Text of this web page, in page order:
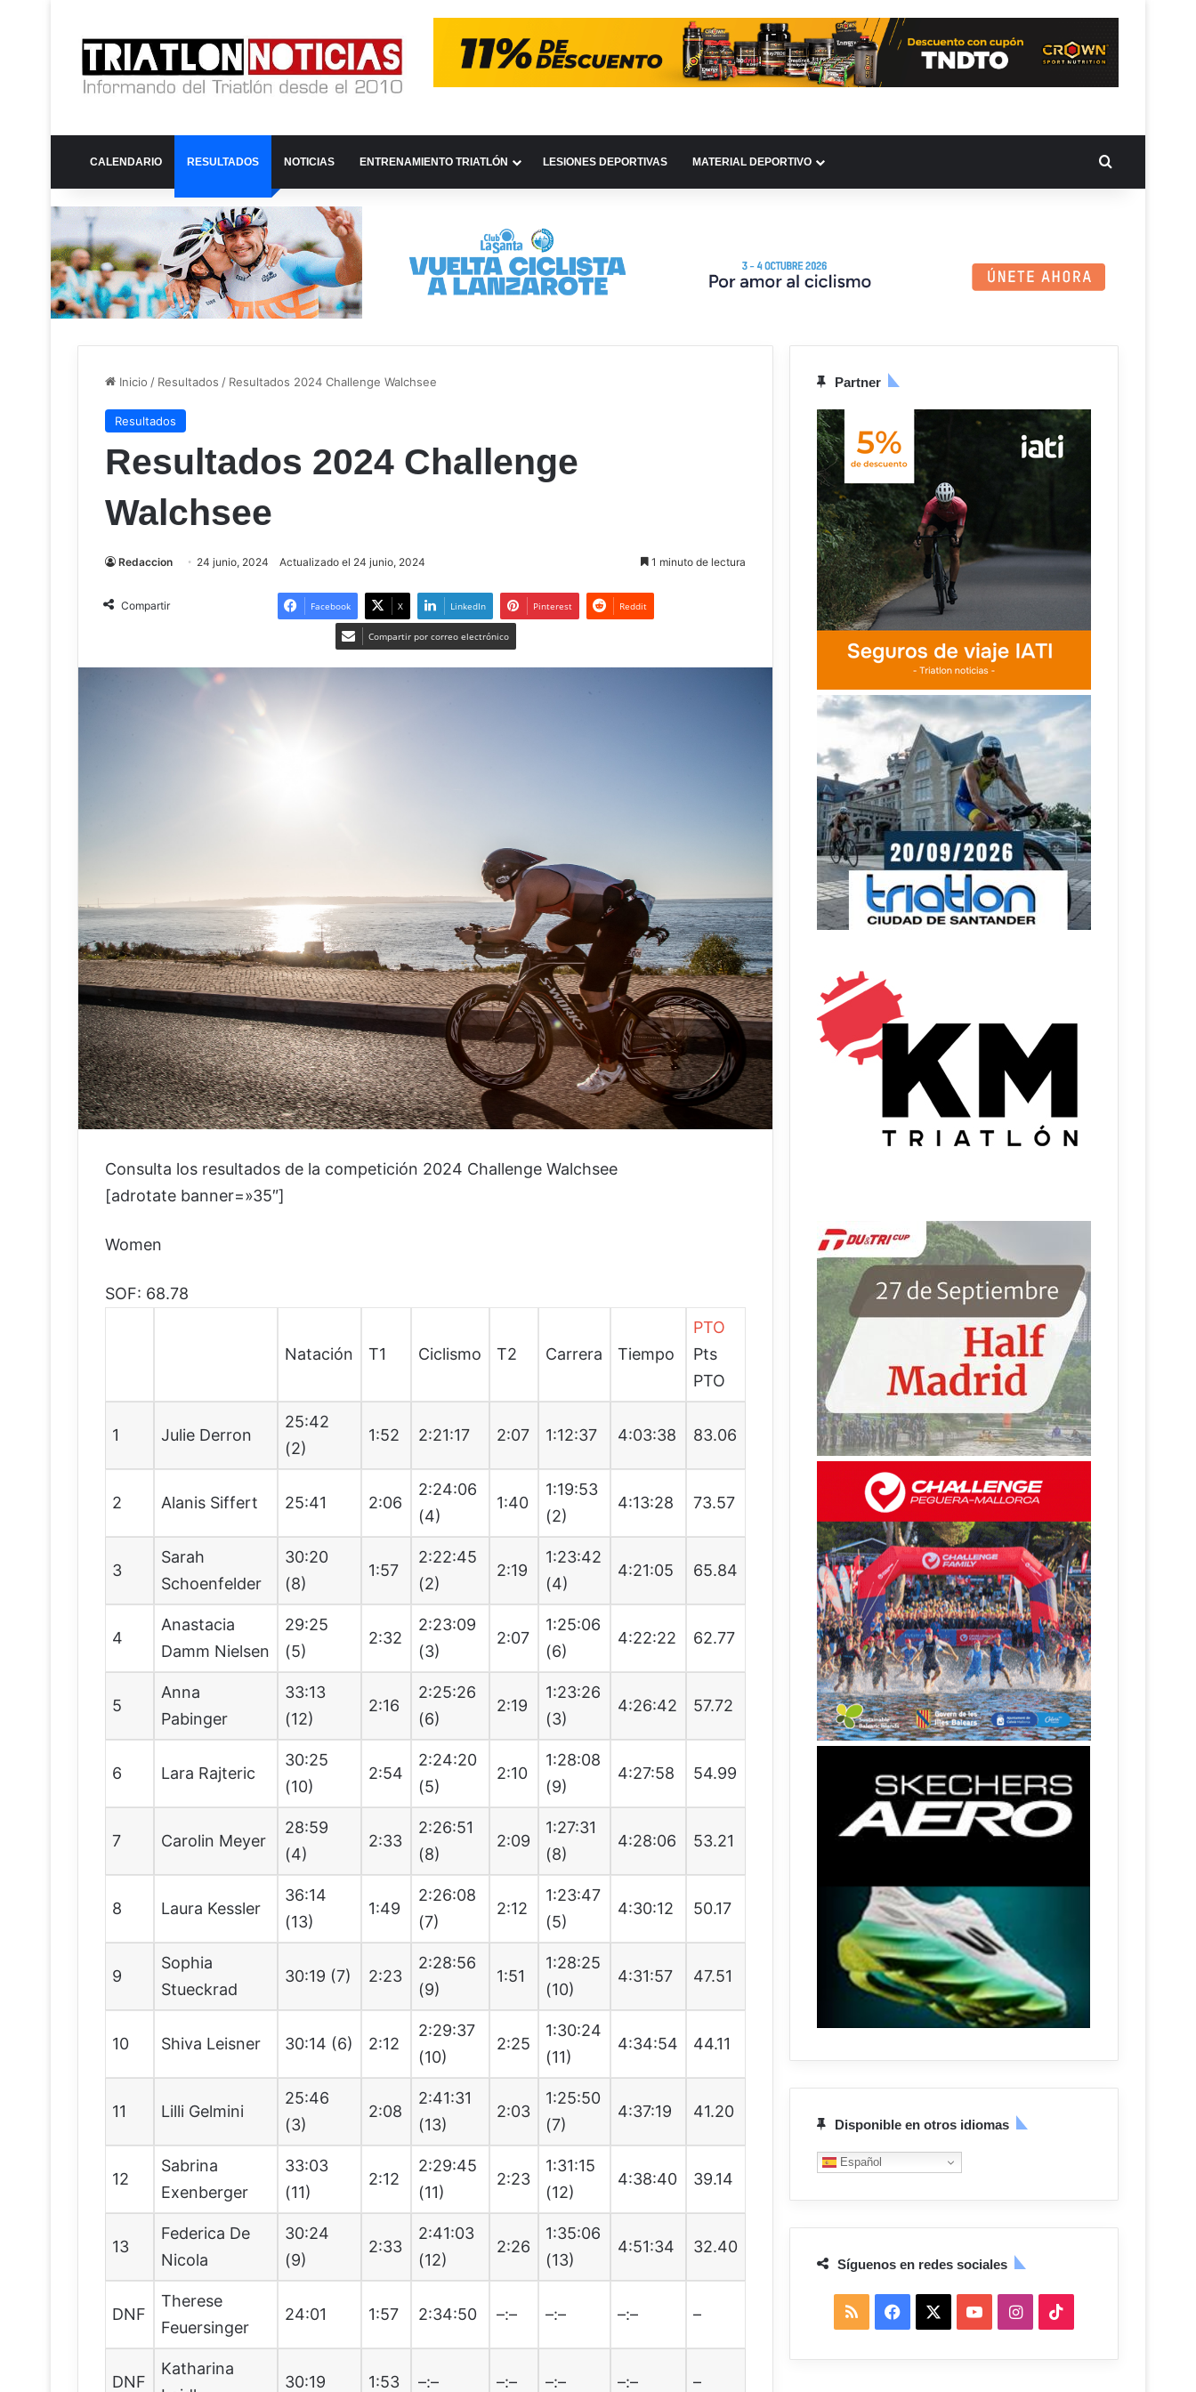
CALENDARIO RESULTADOS NOTICIAS ENTRENAMIENTO TRIATLÓN LESIONES DEPORTIVAS MATERIAL DEPORTIVO BUSCAR
Inicio / Resultados / Resultados 2024 Challenge Walchsee
Resultados
Resultados 2024 Challenge
Walchsee
Redaccion 24 junio, 2024 Actualizado el 24 junio, 2024 1 minuto de lectura
Compartir Facebook X LinkedIn Pinterest Reddit
Compartir por correo electrónico
Consulta los resultados de la competición 2024 Challenge Walchsee
[adrotate banner=»35″]
Women
SOF: 68.78
Natación T1 Ciclismo T2 Carrera Tiempo
PTO
Pts
PTO
1 Julie Derron
25:42
(2)
1:52 2:21:17 2:07 1:12:37 4:03:38 83.06
2 Alanis Siffert 25:41 2:06
2:24:06
(4)
1:40
1:19:53
(2)
4:13:28 73.57
3
Sarah
Schoenfelder
30:20
(8)
1:57
2:22:45
(2)
2:19
1:23:42
(4)
4:21:05 65.84
4
Anastacia
Damm Nielsen
29:25
(5)
2:32
2:23:09
(3)
2:07
1:25:06
(6)
4:22:22 62.77
5
Anna
Pabinger
33:13
(12)
2:16
2:25:26
(6)
2:19
1:23:26
(3)
4:26:42 57.72
6 Lara Rajteric
30:25
(10)
2:54
2:24:20
(5)
2:10
1:28:08
(9)
4:27:58 54.99
7 Carolin Meyer
28:59
(4)
2:33
2:26:51
(8)
2:09
1:27:31
(8)
4:28:06 53.21
8 Laura Kessler
36:14
(13)
1:49
2:26:08
(7)
2:12
1:23:47
(5)
4:30:12 50.17
9
Sophia
Stueckrad
30:19 (7) 2:23
2:28:56
(9)
1:51
1:28:25
(10)
4:31:57 47.51
10 Shiva Leisner 30:14 (6) 2:12
2:29:37
(10)
2:25
1:30:24
(11)
4:34:54 44.11
11 Lilli Gelmini
25:46
(3)
2:08
2:41:31
(13)
2:03
1:25:50
(7)
4:37:19 41.20
12
Sabrina
Exenberger
33:03
(11)
2:12
2:29:45
(11)
2:23
1:31:15
(12)
4:38:40 39.14
13
Federica De
Nicola
30:24
(9)
2:33
2:41:03
(12)
2:26
1:35:06
(13)
4:51:34 32.40
DNF
Therese
Feuersinger
24:01 1:57 2:34:50 –:– –:– –:– –
DNF
Katharina
30:19 1:53 –:– –:– –:– –:– –
Partner
Disponible en otros idiomas
Español
Síguenos en redes sociales
I